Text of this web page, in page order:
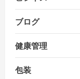
ブログ
健康管理
包装